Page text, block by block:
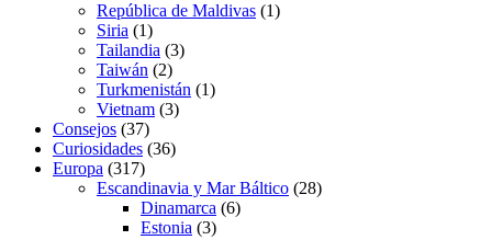
República de Maldivas (1)
Siria (1)
Tailandia (3)
Taiwán (2)
Turkmenistán (1)
Vietnam (3)
Consejos (37)
Curiosidades (36)
Europa (317)
Escandinavia y Mar Báltico (28)
Dinamarca (6)
Estonia (3)